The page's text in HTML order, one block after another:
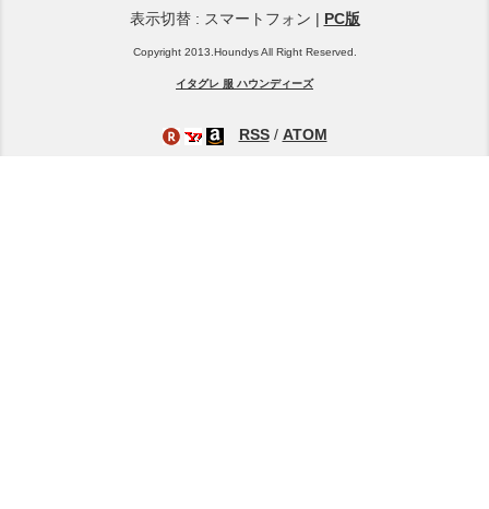
表示切替 : スマートフォン | PC版
Copyright 2013.Houndys All Right Reserved.
イタグレ 服 ハウンディーズ
RSS/ ATOM